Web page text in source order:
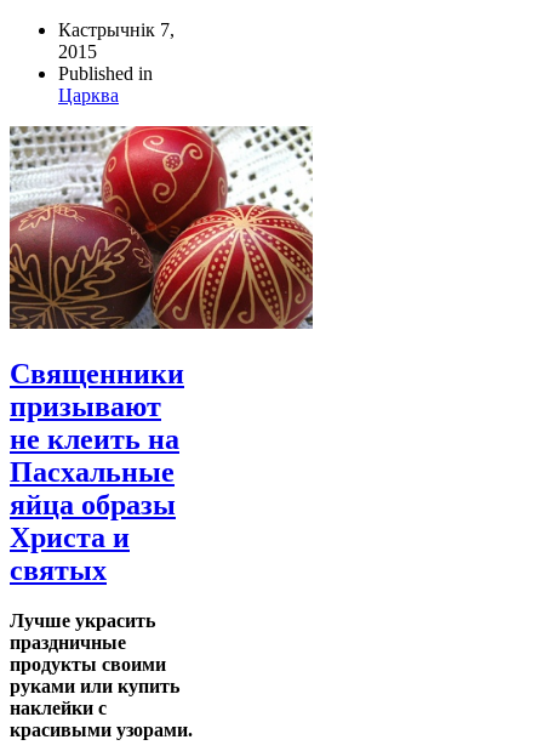
Кастрычнік 7,
2015
Published in
Царква
Священники
призывают
не клеить на
Пасхальные
яйца образы
Христа и
святых
Лучше украсить
праздничные
продукты своими
руками или купить
наклейки с
красивыми узорами.